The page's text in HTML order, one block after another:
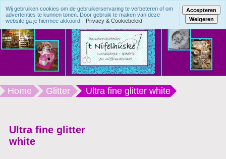
Home Glitter Ultra fine glitter white
Ultra fine glitter
white
Wij gebruiken cookies om de gebruikerservaring te verbeteren of om
advertenties te kunnen tonen. Door gebruik te maken van deze
website ga je hiermee akkoord.
Privacy & Cookiebeleid
Accepteren
Weigeren